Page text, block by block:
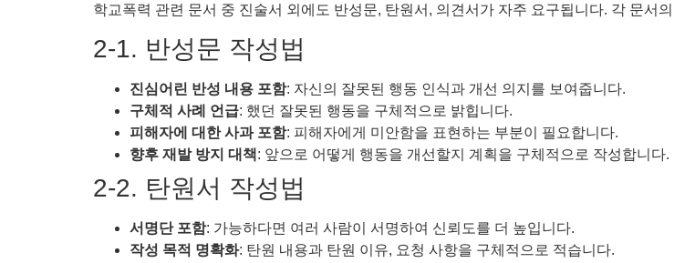
학교폭력 관련 문서 중 진술서 외에도 반성문, 탄원서, 의견서가 자주 요구됩니다. 각 문서
2-1. 반성문 작성법
진심어린 반성 내용 포함: 자신의 잘못된 행동 인식과 개선 의지를 보여줍니다.
구체적 사례 언급: 했던 잘못된 행동을 구체적으로 밝힙니다.
피해자에 대한 사과 포함: 피해자에게 미안함을 표현하는 부분이 필요합니다.
향후 재발 방지 대책: 앞으로 어떻게 행동을 개선할지 계획을 구체적으로 작성합니다.
2-2. 탄원서 작성법
서명단 포함: 가능하다면 여러 사람이 서명하여 신뢰도를 더 높입니다.
작성 목적 명확화: 탄원 내용과 탄원 이유, 요청 사항을 구체적으로 적습니다.